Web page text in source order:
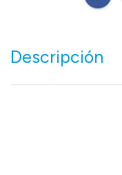
Descripción